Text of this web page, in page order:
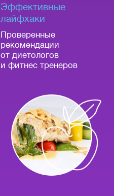
Эффективные
лайфхаки
Проверенные
рекомендации
от диетологов
и фитнес тренеров